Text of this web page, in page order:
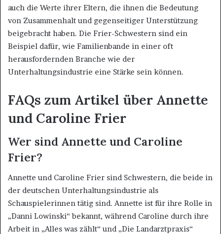
auch die Werte ihrer Eltern, die ihnen die Bedeutung
von Zusammenhalt und gegenseitiger Unterstützung
beigebracht haben. Die Frier-Schwestern sind ein
Beispiel dafür, wie Familienbande in einer oft
herausfordernden Branche wie der
Unterhaltungsindustrie eine Stärke sein können.
FAQs zum Artikel über Annette
und Caroline Frier
Wer sind Annette und Caroline
Frier?
Annette und Caroline Frier sind Schwestern, die beide in
der deutschen Unterhaltungsindustrie als
Schauspielerinnen tätig sind. Annette ist für ihre Rolle in
„Danni Lowinski“ bekannt, während Caroline durch ihre
Arbeit in „Alles was zählt“ und „Die Landarztpraxis“